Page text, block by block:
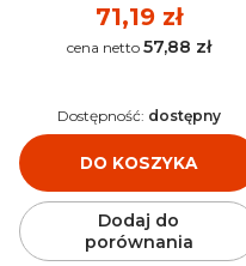
Cena
71,19 zł
Cena 57,88 zł
DO KOSZYKA
Dostępność: dostępny
Dodaj do
porównania